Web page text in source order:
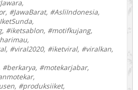
#JawaBarat, #AsliIndonesia,
#iketsablon, #motifkujang,
#viral2020, #iketviral, #viralkan,
#berkarya, #motekarjabar,
#produksiiket,